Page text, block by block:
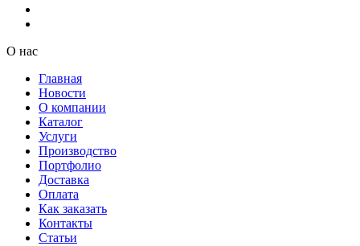
О нас
Главная
Новости
О компании
Каталог
Услуги
Производство
Портфолио
Доставка
Оплата
Как заказать
Контакты
Статьи